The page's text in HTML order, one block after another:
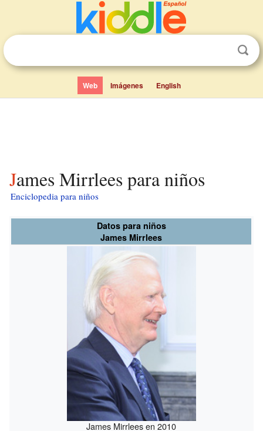
Web Imágenes English
James Mirrlees para niños
Enciclopedia para niños
Datos para niños
James Mirrlees
James Mirrlees en 2010